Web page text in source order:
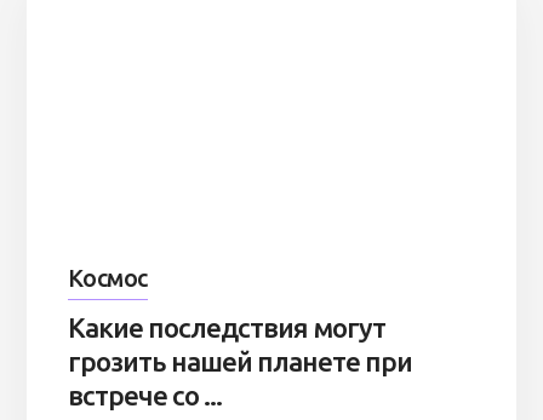
Космос
Какие последствия могут
грозить нашей планете при
встрече со ...